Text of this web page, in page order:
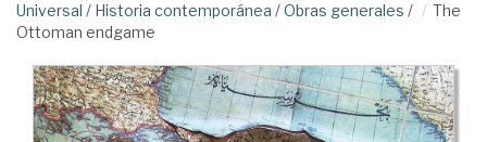
Universal / Historia contemporánea /Obras generales /
The
Ottoman endgame